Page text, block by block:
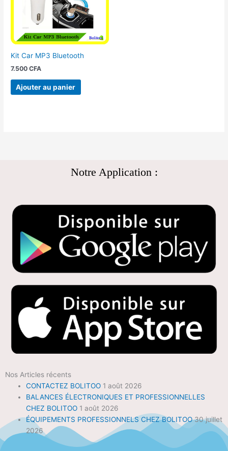
Kit Car MP3 Bluetooth
7.500CFA
Ajouter au panier
Notre Application :
Nos Articles récents
CONTACTEZ BOLITOO 1 août 2026
BALANCES ÉLECTRONIQUES ET PROFESSIONNELLES
CHEZ BOLITOO 1 août 2026
ÉQUIPEMENTS PROFESSIONNELS CHEZ BOLITOO 30 juillet
2026